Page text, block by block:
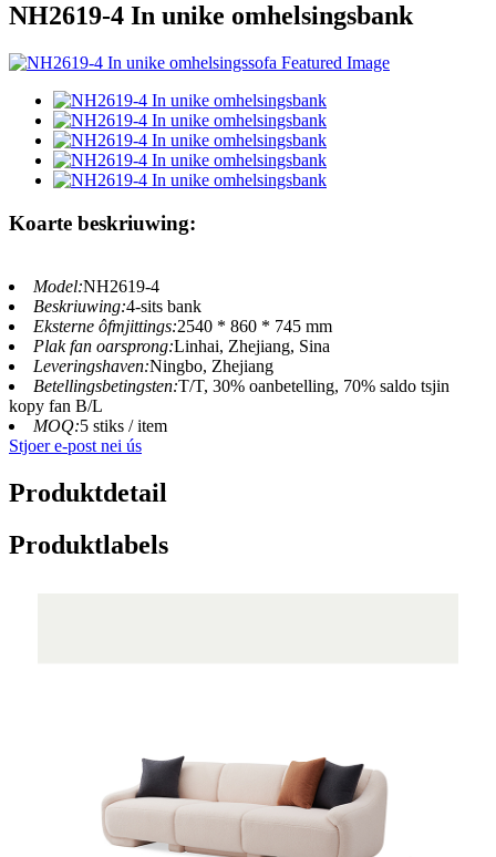
NH2619-4 In unike omhelsingsbank
Koarte beskriuwing:
Model:NH2619-4
Beskriuwing:4-sits bank
Eksterne ôfmjittings:2540 * 860 * 745 mm
Plak fan oarsprong:Linhai, Zhejiang, Sina
Leveringshaven:Ningbo, Zhejiang
Betellingsbetingsten:T/T, 30% oanbetelling, 70% saldo tsjin
kopy fan B/L
MOQ:5 stiks / item
Stjoer e-post nei ús
Produktdetail
Produktlabels